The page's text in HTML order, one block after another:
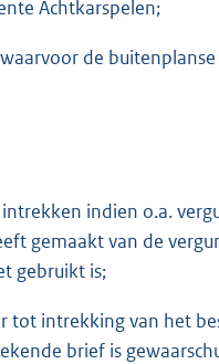
Achtkarspelen;
de
indien o.a.
gemaakt van de
gebruikt is;
tot intrekking van het
brief is